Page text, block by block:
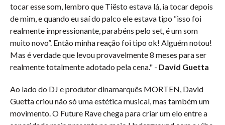
tocar esse som, lembro que Tiësto estava lá, ia tocar depois
de mim, e quando eu saí do palco ele estava tipo “isso foi
realmente impressionante, parabéns pelo set, é um som
muito novo”. Então minha reação foi tipo ok! Alguém notou!
Mas é verdade que levou provavelmente 8 meses para ser
realmente totalmente adotado pela cena." - David Guetta
Ao lado do DJ e produtor dinamarquês MORTEN, David
Guetta criou não só uma estética musical, mas também um
movimento. O Future Rave chega para criar um elo entre a